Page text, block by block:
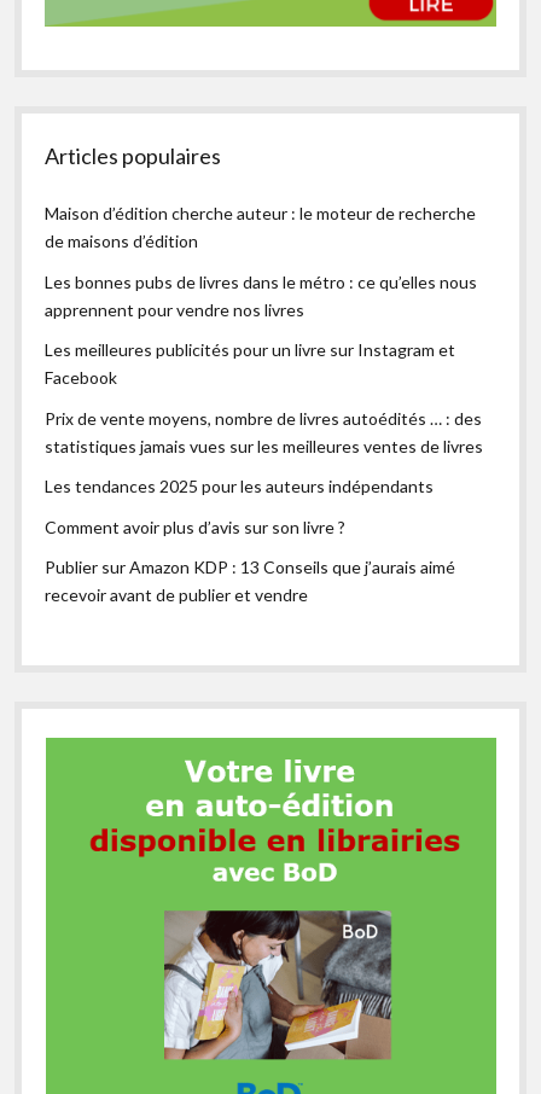
Articles populaires
Maison d’édition cherche auteur : le moteur de recherche
de maisons d’édition
Les bonnes pubs de livres dans le métro : ce qu’elles nous
apprennent pour vendre nos livres
Les meilleures publicités pour un livre sur Instagram et
Facebook
Prix de vente moyens, nombre de livres autoédités … : des
statistiques jamais vues sur les meilleures ventes de livres
Les tendances 2025 pour les auteurs indépendants
Comment avoir plus d’avis sur son livre ?
Publier sur Amazon KDP : 13 Conseils que j’aurais aimé
recevoir avant de publier et vendre